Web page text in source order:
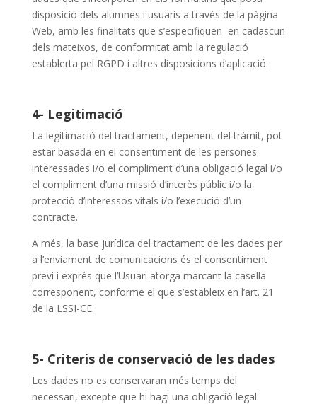
disposició dels alumnes i usuaris a través de la pàgina
Web, amb les finalitats que s’especifiquen en cadascun
dels mateixos, de conformitat amb la regulació
establerta pel RGPD i altres disposicions d’aplicació.
4- Legitimació
La legitimació del tractament, depenent del tràmit, pot
estar basada en el consentiment de les persones
interessades i/o el compliment d’una obligació legal i/o
el compliment d’una missió d’interès públic i/o la
protecció d’interessos vitals i/o l’execució d’un
contracte.
A més, la base jurídica del tractament de les dades per
a l’enviament de comunicacions és el consentiment
previ i exprés que l’Usuari atorga marcant la casella
corresponent, conforme el que s’estableix en l’art. 21
de la LSSI-CE.
5- Criteris de conservació de les dades
Les dades no es conservaran més temps del
necessari, excepte que hi hagi una obligació legal.